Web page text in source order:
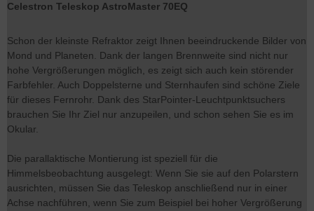
Celestron Teleskop AstroMaster 70EQ
Schon der kleinste Refraktor zeigt Ihnen beeindruckende Bilder von
Mond und Planeten. Dank der langen Brennweite sind nicht nur
hohe Vergrößerungen möglich, es zeigt sich auch kein störender
Farbfehler. Auch Doppelsterne und Sternhaufen sind schöne Ziele
für dieses Fernrohr. Dank des StarPointer-Leuchtpunktsuchers
brauchen Sie Ihr Ziel nur anzupeilen, und schon sehen Sie es im
Okular.
Die parallaktische Montierung ist speziell für die
Himmelsbeobachtung ausgelegt: Wenn Sie sie auf den Polarstern
ausrichten, müssen Sie das Teleskop anschließend nur in einer
Achse nachführen, wenn Sie zum Beispiel bei hoher Vergrößerung